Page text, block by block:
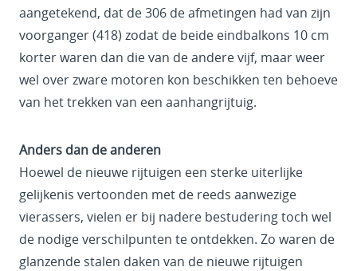
aangetekend, dat de 306 de afmetingen had van zijn
voorganger (418) zodat de beide eindbalkons 10 cm
korter waren dan die van de andere vijf, maar weer
wel over zware motoren kon beschikken ten behoeve
van het trekken van een aanhangrijtuig.
Anders dan de anderen
Hoewel de nieuwe rijtuigen een sterke uiterlijke
gelijkenis vertoonden met de reeds aanwezige
vierassers, vielen er bij nadere bestudering toch wel
de nodige verschilpunten te ontdekken. Zo waren de
glanzende stalen daken van de nieuwe rijtuigen